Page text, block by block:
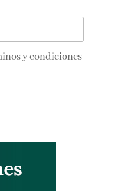
y condiciones